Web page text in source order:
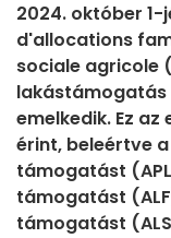
2024. október
d'allocations
sociale agricole
lakástámogatás
emelkedik. Ez
érint, beleértve
támogatást
támogatást
támogatást